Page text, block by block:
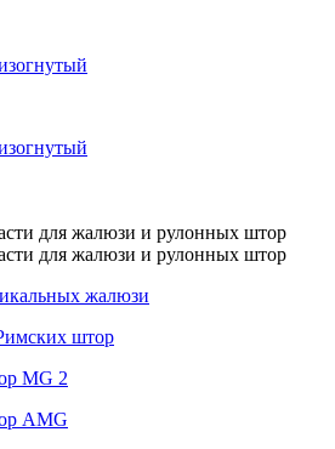
для жалюзи и рулонных штор
для жалюзи и рулонных штор
жалюзи
штор
MG 2
AMG